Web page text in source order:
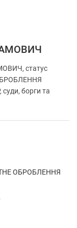
статус
борги та
ОБРОБЛЕННЯ